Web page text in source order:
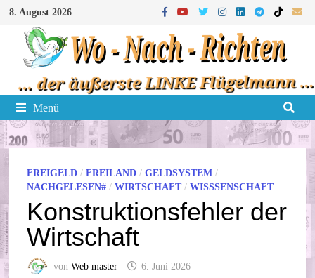
Zum
Inhalt
springen
8. August 2026
Menü
FREIGELD /FREILAND /GELDSYSTEM /
NACHGELESEN# /WIRTSCHAFT/WISSSENSCHAFT
Konstruktionsfehler der
Wirtschaft
vonWeb master 6. Juni 2026